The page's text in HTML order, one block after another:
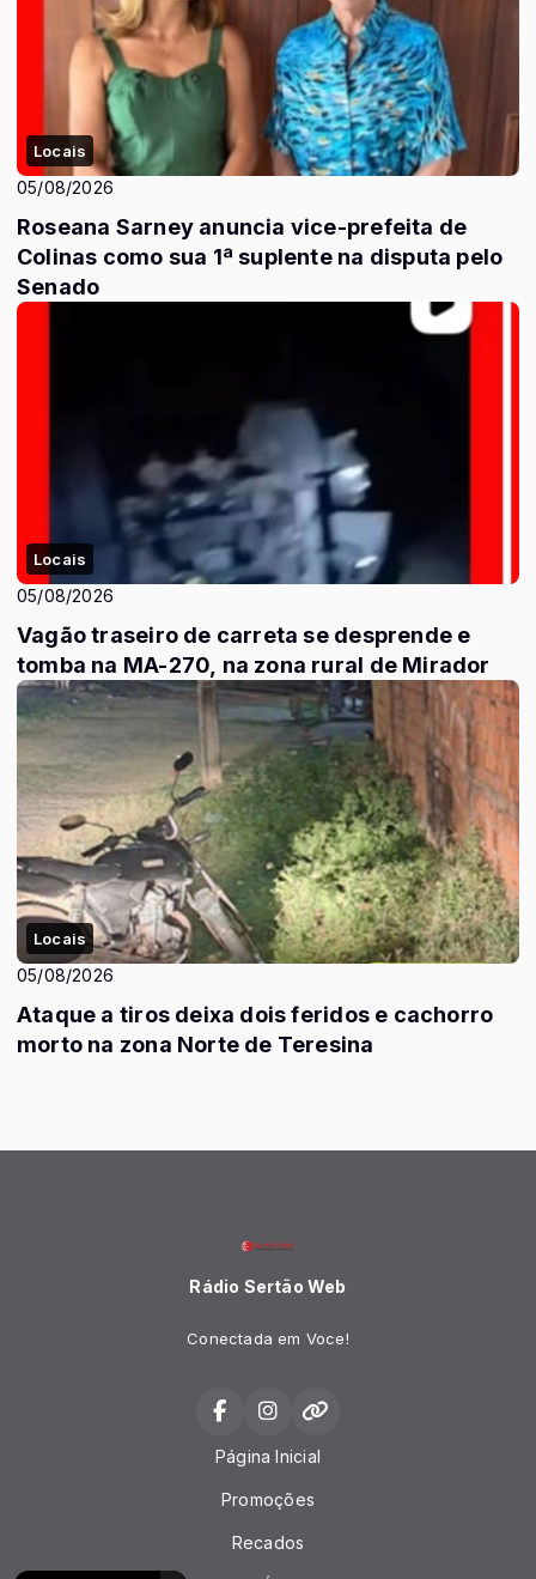
Locais
05/08/2026
Roseana Sarney anuncia vice-prefeita de
Colinas como sua 1ª suplente na disputa pelo
Senado
Locais
05/08/2026
Vagão traseiro de carreta se desprende e
tomba na MA-270, na zona rural de Mirador
Locais
05/08/2026
Ataque a tiros deixa dois feridos e cachorro
morto na zona Norte de Teresina
Rádio Sertão Web
Conectada em Voce!
Página Inicial
Promoções
Recados